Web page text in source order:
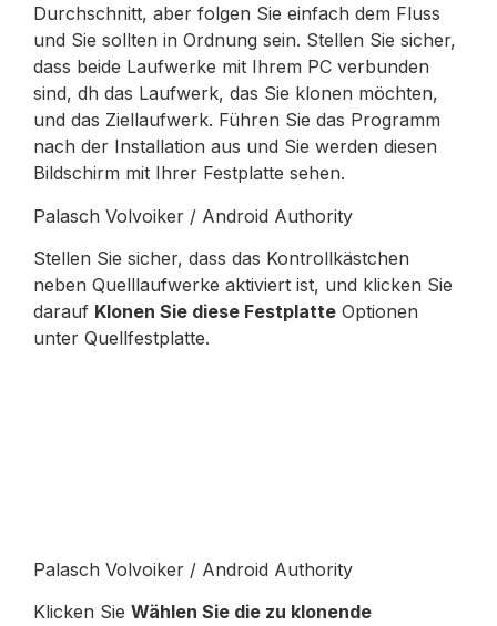
Durchschnitt, aber folgen Sie einfach dem Fluss
und Sie sollten in Ordnung sein. Stellen Sie sicher,
dass beide Laufwerke mit Ihrem PC verbunden
sind, dh das Laufwerk, das Sie klonen möchten,
und das Ziellaufwerk. Führen Sie das Programm
nach der Installation aus und Sie werden diesen
Bildschirm mit Ihrer Festplatte sehen.
Palasch Volvoiker / Android Authority
Stellen Sie sicher, dass das Kontrollkästchen
neben Quelllaufwerke aktiviert ist, und klicken Sie
darauf Klonen Sie diese Festplatte Optionen
unter Quellfestplatte.
Palasch Volvoiker / Android Authority
Klicken Sie Wählen Sie die zu klonende